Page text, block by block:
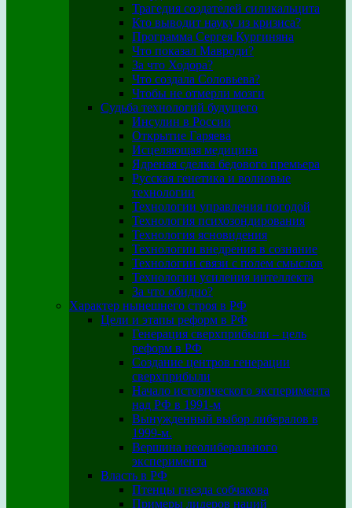
Трагедия создателей силикальцита
Кто выводит науку из кризиса?
Программа Сергея Кургиняна
Что показал Мавроди?
За что Ходора?
Что создала Соловьева?
Чтобы не отмерли мозги
Судьба технологий будущего
Инсулин в России
Открытие Гаряева
Исцеляющая медицина
Ядреная сделка бедового премьера
Русская генетика и волновые
технологии
Технологии управления погодой
Технология психозондирования
Технология ясновидения
Технологии внедрения в сознание
Технологии связи с полем смыслов
Технологии усиления интеллекта
За что обидно?
Характер нынешнего строя в РФ
Цели и этапы реформ в РФ
Генерация сверхприбыли – цель
реформ в РФ
Создание центров генерации
сверхприбыли
Начало исторического эксперимента
над РФ в 1991-м
Вынужденный выбор либералов в
1999-м.
Вершина неолиберального
эксперимента
Власть в РФ
Птенцы гнезда собчакова
Примеры лидеров наций